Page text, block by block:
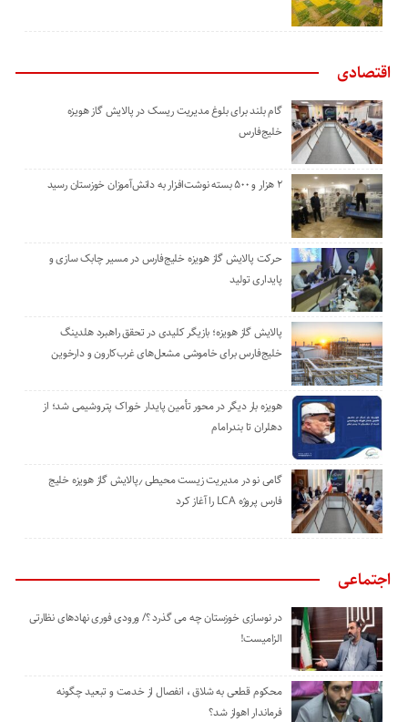
اقتصادی
گام بلند برای بلوغ مدیریت ریسک در پالایش گاز هویزه
خلیج‌فارس
۲ هزار و ۵۰۰ بسته نوشت‌افزار به دانش‌آموزان خوزستان رسید
حرکت پالایش گاز هویزه خلیج‌فارس در مسیر چابک سازی و
پایداری تولید
پالایش گاز هویزه؛ بازیگر کلیدی در تحقق راهبرد هلدینگ
خلیج‌فارس برای خاموشی مشعل‌های غرب‌کارون و دارخوین
هویزه بار دیگر در محور تأمین پایدار خوراک پتروشیمی شد؛ از
دهلران تا بندرامام
گامی نو در مدیریت زیست ‌محیطی ٫پالایش گاز هویزه خلیج
‌فارس پروژه LCA را آغاز کرد
اجتماعی
در نوسازی خوزستان چه می گذرد ؟/ ورودی فوری نهادهای نظارتی
الزامیست!
محکوم قطعی به شلاق ، انفصال از خدمت و تبعید چگونه
فرماندار اهواز شد؟